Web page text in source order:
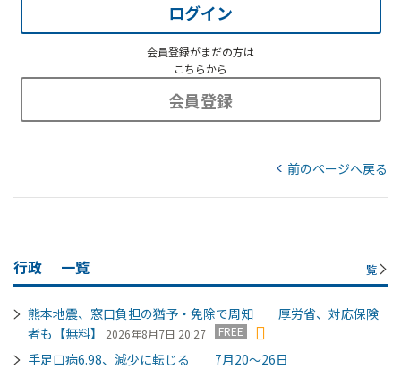
ログイン
会員登録がまだの方は
こちらから
会員登録
前のページへ戻る
行政 一覧 一覧
熊本地震、窓口負担の猶予・免除で周知 厚労省、対応保険
者も【無料】
2026年8月7日 20:27 FREE
手足口病6.98、減少に転じる 7月20～26日